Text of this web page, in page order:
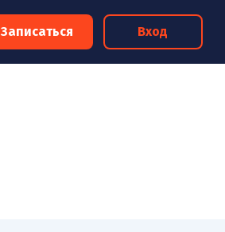
Записаться Вход